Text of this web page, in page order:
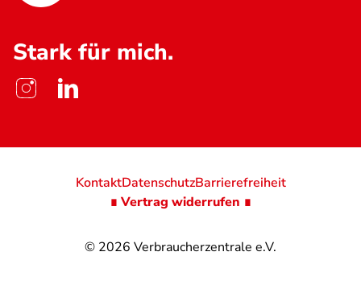
Stark für mich.
© 2026 Verbraucherzentrale e.V.
KontaktDatenschutzBarrierefreiheit
∎ Vertrag widerrufen ∎